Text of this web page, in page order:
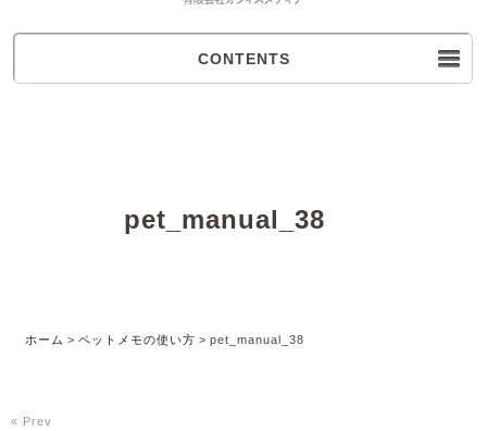
CONTENTS
pet_manual_38
ホーム > ペットメモの使い方 > pet_manual_38
« Prev